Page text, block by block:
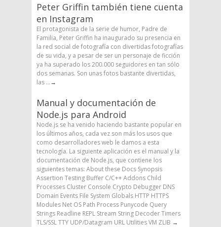
Peter Griffin también tiene cuenta
en Instagram
El protagonista de la serie de humor, Padre de
Familia, Peter Griffin ha inaugurado su presencia en
la red social de fotografía con divertidas fotografías
de su vida, y a pesar de ser un personaje de ficción
ya ha superado los 200.000 seguidores en tan sólo
dos semanas. Son unas fotos bastante divertidas,
las ...→
Manual y documentación de
Node.js para Android
Node.js se ha venido haciendo bastante popular en
los últimos años, cada vez son más los usos que
como desarrolladores web le damos a esta
tecnología. La siguiente aplicación es el manual y la
documentación de Node.js, que contiene los
siguientes temas: About these Docs Synopsis
Assertion Testing Buffer C/C++ Addons Child
Processes Cluster Console Crypto Debugger DNS
Domain Events File System Globals HTTP HTTPS
Modules Net OS Path Process Punycode Query
Strings Readline REPL Stream String Decoder Timers
TLS/SSL TTY UDP/Datagram URL Utilities VM ZLIB →